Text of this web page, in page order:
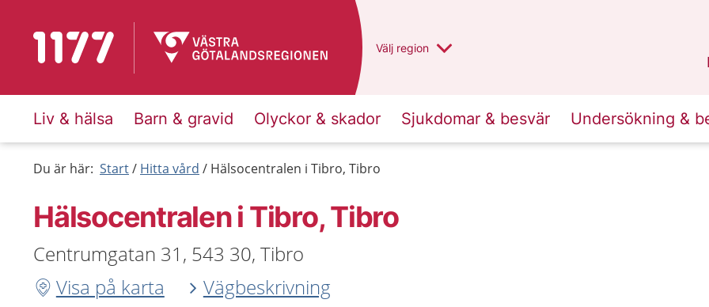
Till startsidan för 1177 Du har valt region
Välj en annan
region
Liv & hälsa Barn & gravid Olyckor & skador Sjukdomar & besvär Undersökning &
Du är här: Start Hitta vård Hälsocentralen i Tibro, Tibro
Hälsocentralen i Tibro, Tibro
Centrumgatan 31, 543 30, Tibro
Visa på karta
Vägbeskrivning